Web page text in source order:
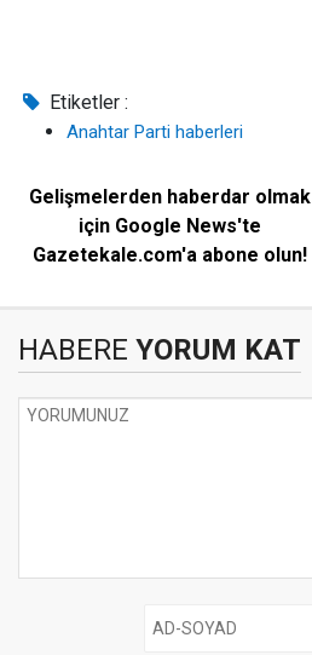
Etiketler :
Anahtar Parti haberleri
Gelişmelerden haberdar olmak
için Google News'te
Gazetekale.com'a abone olun!
HABERE YORUM KAT